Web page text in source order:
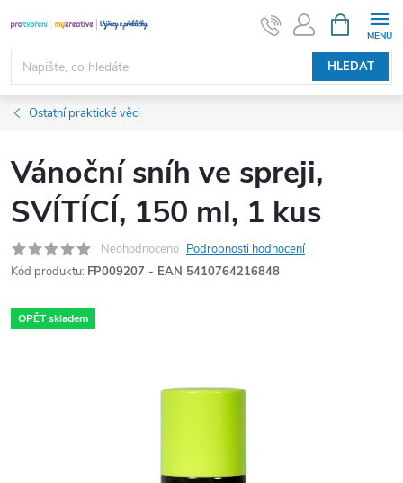
na
obsah
HLEDAT
NÁKUPNÍ
KOŠÍK
Ostatní praktické věci
Vánoční sníh ve spreji,
SVÍTÍCÍ, 150 ml, 1 kus
Neohodnoceno Podrobnosti hodnocení
Kód produktu: FP009207 - EAN 5410764216848
OPĚT skladem